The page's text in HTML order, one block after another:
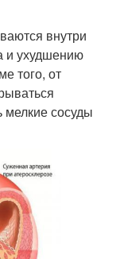
внутри
и ухудшению
того, от
сосуды